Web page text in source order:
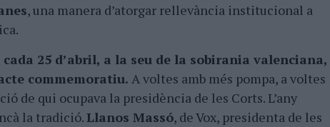
, una manera d’atorgar rellevància institucional a
cada 25 d’abril, a la seu de la sobirania valenciana,
commemoratiu. A voltes amb més pompa, a voltes
de qui ocupava la presidència de les Corts. L’any
la tradició.Llanos Massó, de Vox, presidenta de les